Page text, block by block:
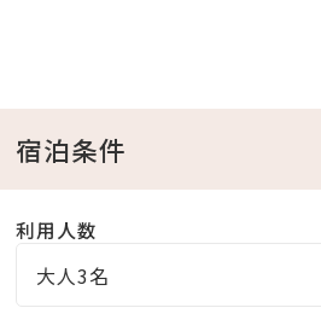
18：00／7～9月 9：00～22：00
※屋外プールのご利用は、時期
・エステサロン「CREER DU
00（最終受付20：00) ※年中無休
宿泊条件
利用人数
大人3名